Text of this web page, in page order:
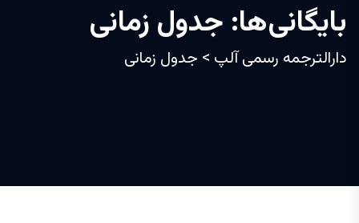
بایگانی‌ها: جدول زمانی
دارالترجمه رسمی آلپ > جدول زمانی